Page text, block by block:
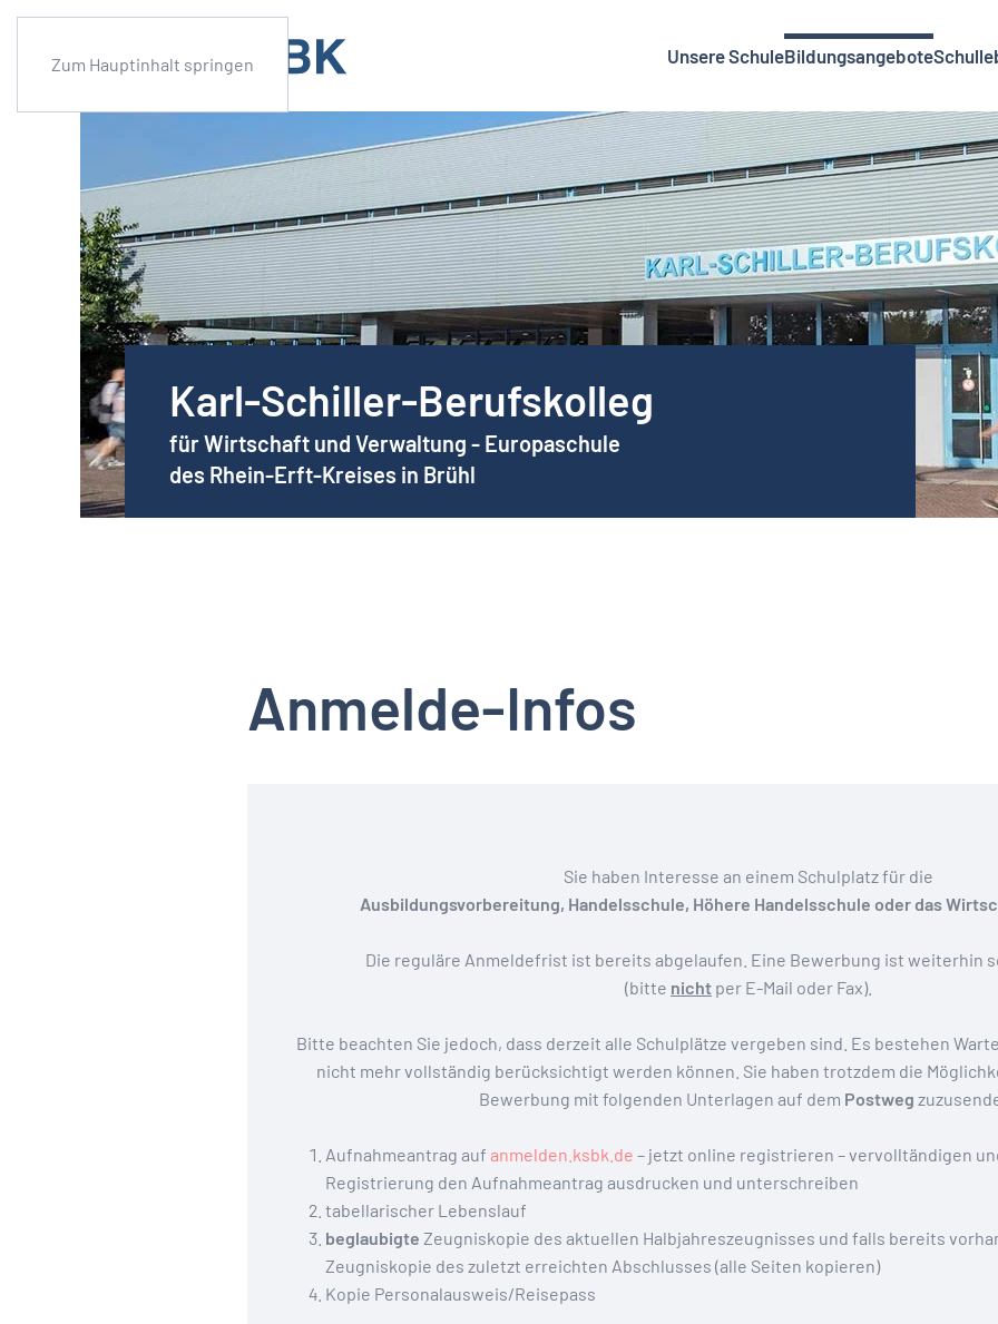
Zum Hauptinhalt springen Unsere SchuleBildungsangebote
Karl-Schiller-Berufskolleg
für Wirtschaft und Verwaltung - Europaschule
des Rhein-Erft-Kreises in Brühl
Anmelde-Infos
Sie haben Interesse an einem Schulplatz für die
Ausbildungsvorbereitung, Handelsschule, Höhere Handelsschule oder das
Die reguläre Anmeldefrist ist bereits abgelaufen. Eine Bewerbung ist weiterhin
(bitte nicht per E-Mail oder Fax).
Bitte beachten Sie jedoch, dass derzeit alle Schulplätze vergeben sind. Es bestehen
nicht mehr vollständig berücksichtigt werden können. Sie haben trotzdem die
Bewerbung mit folgenden Unterlagen auf dem Postweg
Aufnahmeantrag auf anmelden.ksbk.de – jetzt online registrieren – vervolltändigen
Registrierung den Aufnahmeantrag ausdrucken und unterschreiben
tabellarischer Lebenslauf
beglaubigte Zeugniskopie des aktuellen Halbjahreszeugnisses und falls bereits
Zeugniskopie des zuletzt erreichten Abschlusses (alle Seiten kopieren)
Kopie Personalausweis/Reisepass